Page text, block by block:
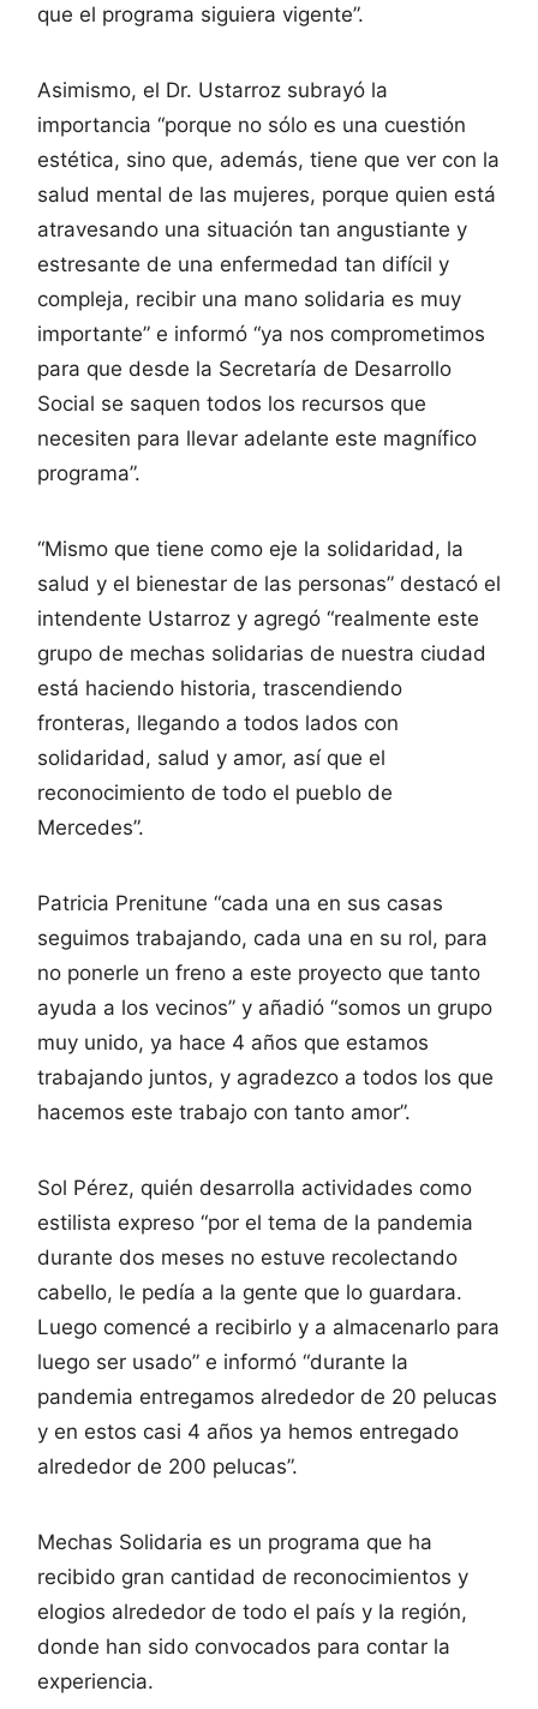
que el programa siguiera vigente”.
Asimismo, el Dr. Ustarroz subrayó la
importancia “porque no sólo es una cuestión
estética, sino que, además, tiene que ver con la
salud mental de las mujeres, porque quien está
atravesando una situación tan angustiante y
estresante de una enfermedad tan difícil y
compleja, recibir una mano solidaria es muy
importante” e informó “ya nos comprometimos
para que desde la Secretaría de Desarrollo
Social se saquen todos los recursos que
necesiten para llevar adelante este magnífico
programa”.
“Mismo que tiene como eje la solidaridad, la
salud y el bienestar de las personas” destacó el
intendente Ustarroz y agregó “realmente este
grupo de mechas solidarias de nuestra ciudad
está haciendo historia, trascendiendo
fronteras, llegando a todos lados con
solidaridad, salud y amor, así que el
reconocimiento de todo el pueblo de
Mercedes”.
Patricia Prenitune “cada una en sus casas
seguimos trabajando, cada una en su rol, para
no ponerle un freno a este proyecto que tanto
ayuda a los vecinos” y añadió “somos un grupo
muy unido, ya hace 4 años que estamos
trabajando juntos, y agradezco a todos los que
hacemos este trabajo con tanto amor”.
Sol Pérez, quién desarrolla actividades como
estilista expreso “por el tema de la pandemia
durante dos meses no estuve recolectando
cabello, le pedía a la gente que lo guardara.
Luego comencé a recibirlo y a almacenarlo para
luego ser usado” e informó “durante la
pandemia entregamos alrededor de 20 pelucas
y en estos casi 4 años ya hemos entregado
alrededor de 200 pelucas”.
Mechas Solidaria es un programa que ha
recibido gran cantidad de reconocimientos y
elogios alrededor de todo el país y la región,
donde han sido convocados para contar la
experiencia.